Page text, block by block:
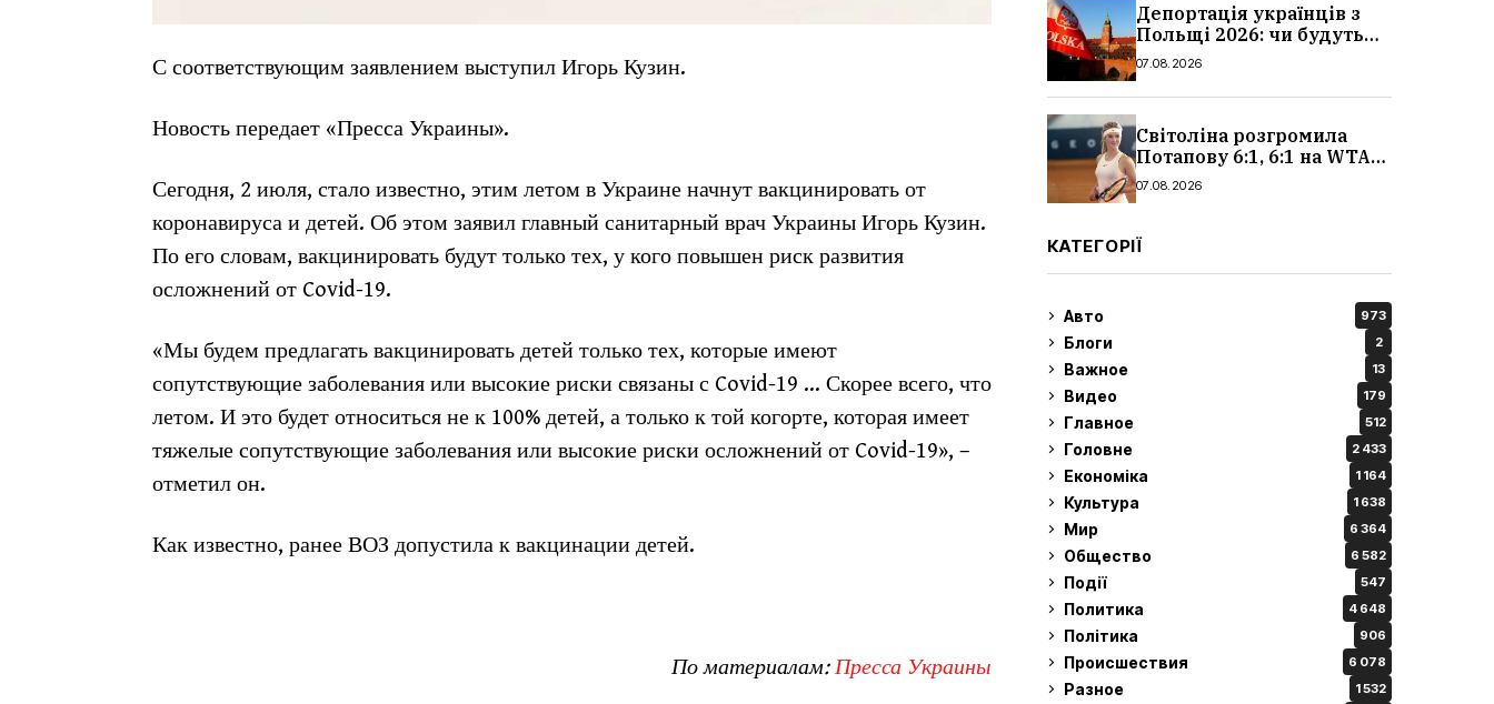
С соответствующим заявлением выступил Игорь Кузин.
Новость передает «Пресса Украины».
Сегодня, 2 июля, стало известно, этим летом в Украине начнут вакцинировать от
коронавируса и детей. Об этом заявил главный санитарный врач Украины Игорь Кузин.
По его словам, вакцинировать будут только тех, у кого повышен риск развития
осложнений от Covid-19.
«Мы будем предлагать вакцинировать детей только тех, которые имеют
сопутствующие заболевания или высокие риски связаны с Covid-19 … Скорее всего, что
летом. И это будет относиться не к 100% детей, а только к той когорте, которая имеет
тяжелые сопутствующие заболевания или высокие риски осложнений от Covid-19», –
отметил он.
Как известно, ранее ВОЗ допустила к вакцинации детей.
По материалам:Пресса Украины
Депортація українців з
Польщі 2026: чи будуть
висилати українських
07.08.2026
Світоліна розгромила
Потапову 6:1, 6:1 на WTA
1000 у Торонто
07.08.2026
КАТЕГОРІЇ
Авто 973
Блоги 2
Важное 13
Видео 179
Главное 512
Головне 2 433
Економіка 1 164
Культура 1 638
Мир 6 364
Общество 6 582
Події 547
Политика 4 648
Політика 906
Происшествия 6 078
Разное 1 532